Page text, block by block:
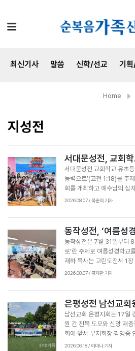
최신기사 말씀 신학/선교 기
Home
지성전
서대문성전, 교회
서대문성전 교회학교 유초
능력으로’(고전 1:18)를 주
회를 개최하고 예수님의 십
체험했다. 유초등부는 지난
‘하나님 나라 히어로로 캐
교하며 십자가의 능력으로
기를 당부했다. 학생들은 예
의 말씀을 듣고 성령충만을
니피자만들기, 달란트시장
해 하나님의 은혜와 십자가
월 30~31일 서대문성전 4
깊이 배우고 서로 마음을 열
그동안 들은 설교 말씀을 기
여해 즐겁고 활기찬 분위기
된 성령대망회에서 학생들
가운데 성령님을 깊이 체험
2026.08.07 / 복순희 기자
동작성전, ‘여름성
동작성전은 7월 31일부터
로’란 주제로 여름성경학교
재하 목사는 고린도전서 1
리가 알고 있는 돈, 공부, 힘,
것은 오직 십자가의 능력"
경학교를 통해 그동안 친숙
과도 바꿀 수 없는 예배의
중하며 믿음의 기반을 다지
크리에이션과 야외 물놀이,
는 행복한 시간도 가졌다.
2026.08.07 / 금지환 기자
은평성전 남선교회
남선교회 은평지회는 17일
원 간 친목 도모와 신앙 재
회에 앞서 부지회장 김명중
서 권병수 담당목사는 ‘하나
2026.06.18 / 이미나 기자